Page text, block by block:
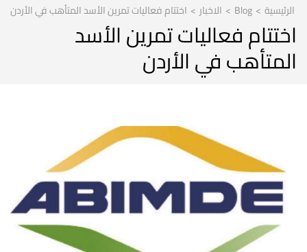
الرئيسية >
Blog
> الاخبار > اختتام فعاليات تمرين الأسد المتأهب في الأردن
اختتام فعاليات تمرين الأسد
المتأهب في الأردن